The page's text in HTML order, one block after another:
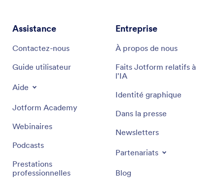
Assistance
Contactez-nous
Guide utilisateur
Aide
Jotform Academy
Webinaires
Podcasts
Prestations
professionnelles
Entreprise
À propos de nous
Faits Jotform relatifs à
l'IA
Identité graphique
Dans la presse
Newsletters
Partenariats
Blog